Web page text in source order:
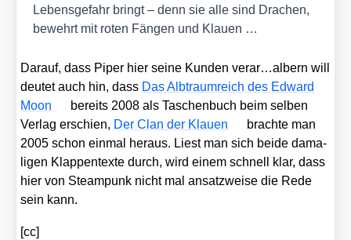
Lebens­ge­fahr bringt – denn sie alle sind Dra­chen,
bewehrt mit roten Fän­gen und Klau­en …
Dar­auf, dass Piper hier sei­ne Kun­den verar…albern will
deu­tet auch hin, dass Das Alb­traum­reich des Edward
Moon
bereits 2008 als Taschen­buch beim sel­ben
Ver­lag erschien, Der Clan der Klau­en
brach­te man
2005 schon ein­mal her­aus. Liest man sich bei­de dama­
li­gen Klap­pen­tex­te durch, wird einem schnell klar, dass
hier von Steam­punk nicht mal ansatz­wei­se die Rede
sein kann.
[cc]